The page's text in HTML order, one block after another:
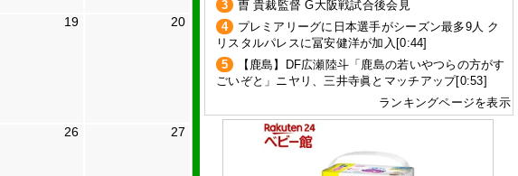
19 20
26 27
3
曺 貴裁監督 G大阪戦試合後会見
4
プレミアリーグに日本選手がシーズン最多9人 ク
リスタルパレスに冨安健洋が加入[0:44]
5
【鹿島】DF広瀬陸斗「鹿島の若いやつらの方がす
ごいぞと」ニヤリ、三井寺眞とマッチアップ[0:53]
ランキングページを表示